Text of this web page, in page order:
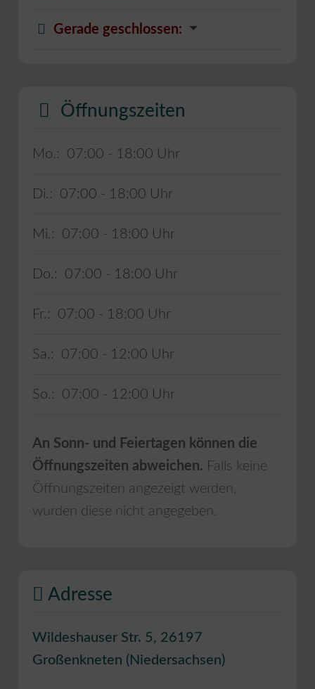
Gerade geschlossen:
Öffnungszeiten
Mo.: 07:00 - 18:00
Di.: 07:00 - 18:00
Mi.: 07:00 - 18:00
Do.: 07:00 - 18:00
Fr.: 07:00 - 18:00
Sa.: 07:00 - 12:00
So.: 07:00 - 12:00
An Sonn- und Feiertagen können die
Öffnungszeiten abweichen. Falls keine
Öffnungszeiten angezeigt werden,
wurden diese nicht angegeben.
Adresse
Wildeshauser Str. 5, 26197
Großenkneten ( Niedersachsen)